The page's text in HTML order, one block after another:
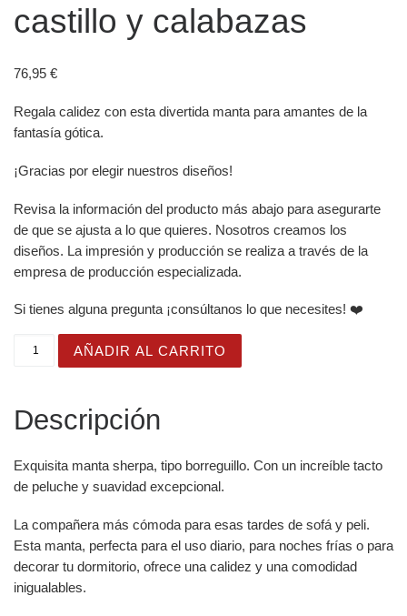
castillo y calabazas
76,95 €
Regala calidez con esta divertida manta para amantes de la
fantasía gótica.
¡Gracias por elegir nuestros diseños!
Revisa la información del producto más abajo para asegurarte
de que se ajusta a lo que quieres. Nosotros creamos los
diseños. La impresión y producción se realiza a través de la
empresa de producción especializada.
Si tienes alguna pregunta ¡consúltanos lo que necesites! ❤️
Manta de misterio mullida con niña de ojos grandes
AÑADIR AL CARRITO
Descripción
Exquisita manta sherpa, tipo borreguillo. Con un increíble tacto
de peluche y suavidad excepcional.
La compañera más cómoda para esas tardes de sofá y peli.
Esta manta, perfecta para el uso diario, para noches frías o para
decorar tu dormitorio, ofrece una calidez y una comodidad
inigualables.